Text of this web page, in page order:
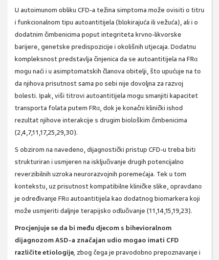
U autoimunom obliku CFD-a težina simptoma može ovisiti o titru
i funkcionalnom tipu autoantitijela (blokirajuća ili vežuća), ali i o
dodatnim čimbenicima poput integriteta krvno-likvorske
barijere, genetske predispozicije i okolišnih utjecaja. Dodatnu
kompleksnost predstavlja činjenica da se autoantitijela na FRα
mogu naći i u asimptomatskih članova obitelji, što upućuje na to
da njihova prisutnost sama po sebi nije dovoljna za razvoj
bolesti. Ipak, viši titrovi autoantitijela mogu smanjiti kapacitet
transporta folata putem FRα, dok je konačni klinički ishod
rezultat njihove interakcije s drugim biološkim čimbenicima
(2,4,7,11,17,25,29,30).
S obzirom na navedeno, dijagnostički pristup CFD-u treba biti
strukturiran i usmjeren na isključivanje drugih potencijalno
reverzibilnih uzroka neurorazvojnih poremećaja. Tek u tom
kontekstu, uz prisutnost kompatibilne kliničke slike, opravdano
je određivanje FRα autoantitijela kao dodatnog biomarkera koji
može usmjeriti daljnje terapijsko odlučivanje (11,14,15,19,23).
Procjenjuje se da bi među djecom s bihevioralnom
dijagnozom ASD-a značajan udio mogao imati CFD
različite etiologije, zbog čega je pravodobno prepoznavanje i